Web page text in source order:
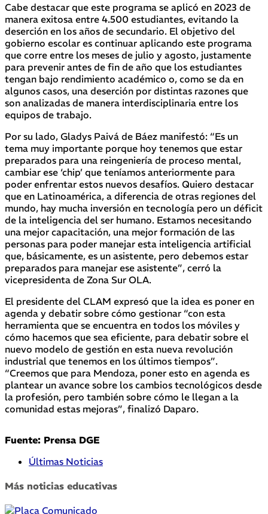
Cabe destacar que este programa se aplicó en 2023 de
manera exitosa entre 4.500 estudiantes, evitando la
deserción en los años de secundario. El objetivo del
gobierno escolar es continuar aplicando este programa
que corre entre los meses de julio y agosto, justamente
para prevenir antes de fin de año que los estudiantes
tengan bajo rendimiento académico o, como se da en
algunos casos, una deserción por distintas razones que
son analizadas de manera interdisciplinaria entre los
equipos de trabajo.
Por su lado, Gladys Paivá de Báez manifestó: “Es un
tema muy importante porque hoy tenemos que estar
preparados para una reingeniería de proceso mental,
cambiar ese ‘chip’ que teníamos anteriormente para
poder enfrentar estos nuevos desafíos. Quiero destacar
que en Latinoamérica, a diferencia de otras regiones del
mundo, hay mucha inversión en tecnología pero un déficit
de la inteligencia del ser humano. Estamos necesitando
una mejor capacitación, una mejor formación de las
personas para poder manejar esta inteligencia artificial
que, básicamente, es un asistente, pero debemos estar
preparados para manejar ese asistente”, cerró la
vicepresidenta de Zona Sur OLA.
El presidente del CLAM expresó que la idea es poner en
agenda y debatir sobre cómo gestionar “con esta
herramienta que se encuentra en todos los móviles y
cómo hacemos que sea eficiente, para debatir sobre el
nuevo modelo de gestión en esta nueva revolución
industrial que tenemos en los últimos tiempos”.
“Creemos que para Mendoza, poner esto en agenda es
plantear un avance sobre los cambios tecnológicos desde
la profesión, pero también sobre cómo le llegan a la
comunidad estas mejoras”, finalizó Daparo.
Fuente: Prensa DGE
Últimas Noticias
Más noticias educativas